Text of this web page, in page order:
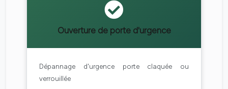
Ouverture de porte d'urgence
Dépannage d'urgence porte claquée ou
verrouillée